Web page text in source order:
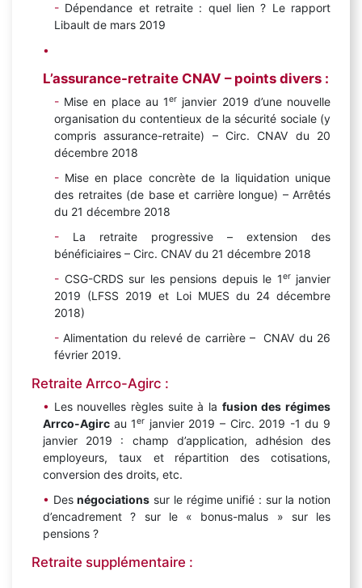
Dépendance et retraite : quel lien ? Le rapport
Libault de mars 2019
L’assurance-retraite CNAV – points divers :
Mise en place au 1er janvier 2019 d’une nouvelle
organisation du contentieux de la sécurité sociale (y
compris assurance-retraite) – Circ. CNAV du 20
décembre 2018
Mise en place concrète de la liquidation unique
des retraites (de base et carrière longue) – Arrêtés
du 21 décembre 2018
La retraite progressive – extension des
bénéficiaires – Circ. CNAV du 21 décembre 2018
CSG-CRDS sur les pensions depuis le 1erjanvier
2019 (LFSS 2019 et Loi MUES du 24 décembre
2018)
Alimentation du relevé de carrière – CNAV du 26
février 2019.
Retraite Arrco-Agirc :
Les nouvelles règles suite à la fusion des régimes
Arrco-Agirc au 1er janvier 2019 – Circ. 2019 -1 du 9
janvier 2019 : champ d’application, adhésion des
employeurs, taux et répartition des cotisations,
conversion des droits, etc.
Desnégociations sur le régime unifié : sur la notion
d’encadrement ? sur le « bonus-malus » sur les
pensions ?
Retraite supplémentaire :